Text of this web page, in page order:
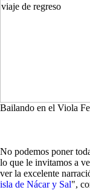
Bailando en el Viola
No podemos poner
lo que le invitamos a
ver la excelente
isla de Nácar y Sal",